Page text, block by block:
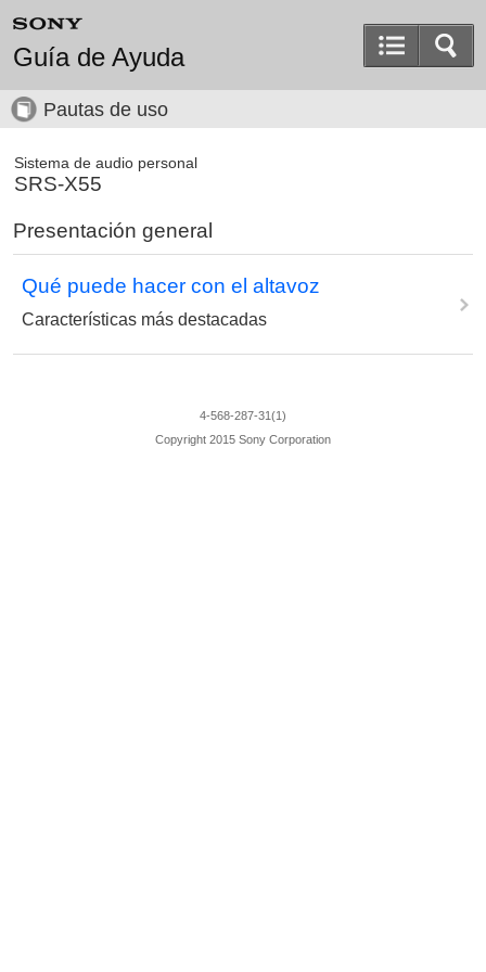
Guía de Ayuda
Pautas de uso
Sistema de audio personal
SRS-X55
Presentación general
Qué puede hacer con el altavoz
Características más destacadas
4-568-287-31(1)
Copyright 2015 Sony Corporation